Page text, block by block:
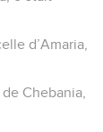
d’Amaria,
Chebania,